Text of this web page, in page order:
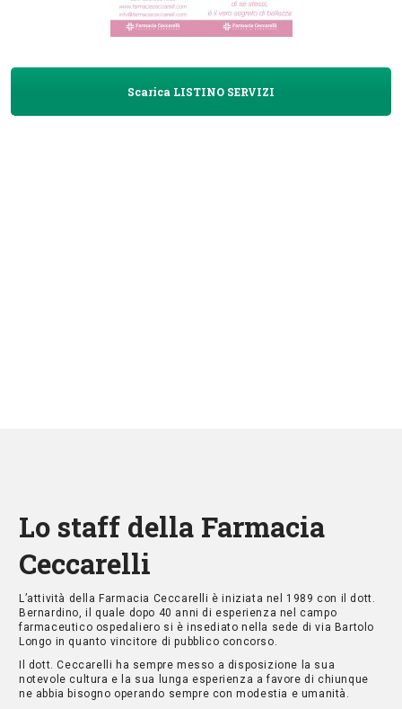
Scarica LISTINO SERVIZI
Lo staff della Farmacia
Ceccarelli
L’attività della Farmacia Ceccarelli è iniziata nel 1989 con il dott.
Bernardino, il quale dopo 40 anni di esperienza nel campo
farmaceutico ospedaliero si è insediato nella sede di via Bartolo
Longo in quanto vincitore di pubblico concorso.
Il dott. Ceccarelli ha sempre messo a disposizione la sua
notevole cultura e la sua lunga esperienza a favore di chiunque
ne abbia bisogno operando sempre con modestia e umanità.